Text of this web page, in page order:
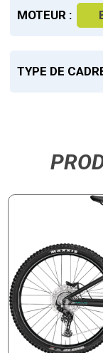
MOTEUR :
TYPE DE